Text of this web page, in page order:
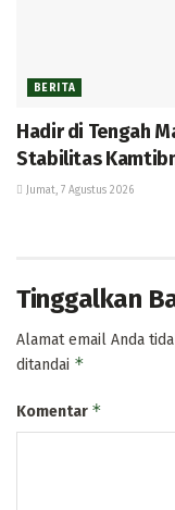
BERITA
Hadir di Tengah
Stabilitas
Jumat, 7 Agustus 2026
Tinggalkan
Alamat email Anda
ditandai *
Komentar *